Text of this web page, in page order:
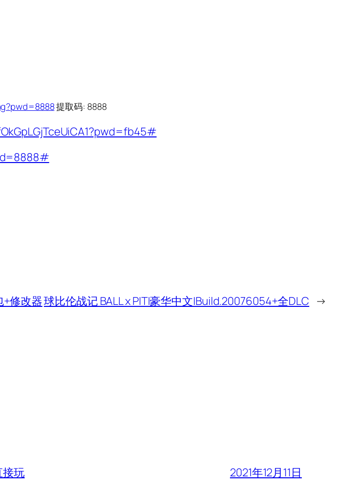
提取码: 8888
+修改器球比伦战记 BALL x PIT|豪华中文|Build.20076054+全DLC →
接玩 2021年12月11日